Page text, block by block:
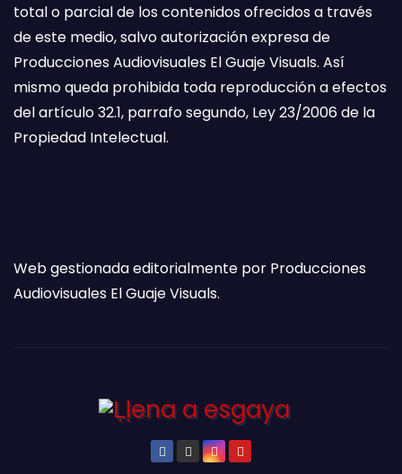
total o parcial de los contenidos ofrecidos a través
de este medio, salvo autorización expresa de
Producciones Audiovisuales El Guaje Visuals. Así
mismo queda prohibida toda reproducción a efectos
del artículo 32.1, parrafo segundo, Ley 23/2006 de la
Propiedad Intelectual.
Web gestionada editorialmente por Producciones
Audiovisuales El Guaje Visuals.